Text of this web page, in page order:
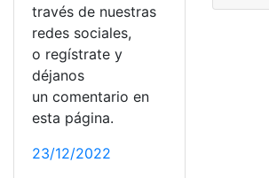
través de nuestras
redes sociales,
o regístrate y
déjanos
un comentario en
esta página.
23/12/2022